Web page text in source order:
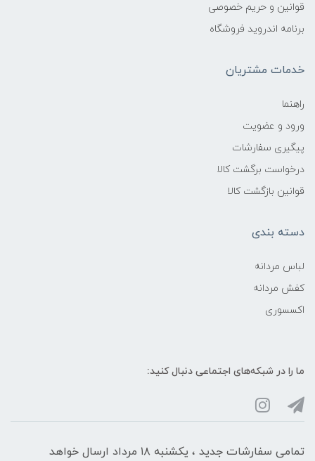
قوانین و حریم خصوصی
برنامه اندروید فروشگاه
خدمات مشتریان
راهنما
ورود و عضویت
پیگیری سفارشات
درخواست برگشت کالا
قوانین بازگشت کالا
دسته بندی
لباس مردانه
کفش مردانه
اکسسوری
ما را در شبکه‌های اجتماعی دنبال کنید:
تمامی سفارشات جدید ، یکشنبه ۱۸ مرداد ارسال خواهد